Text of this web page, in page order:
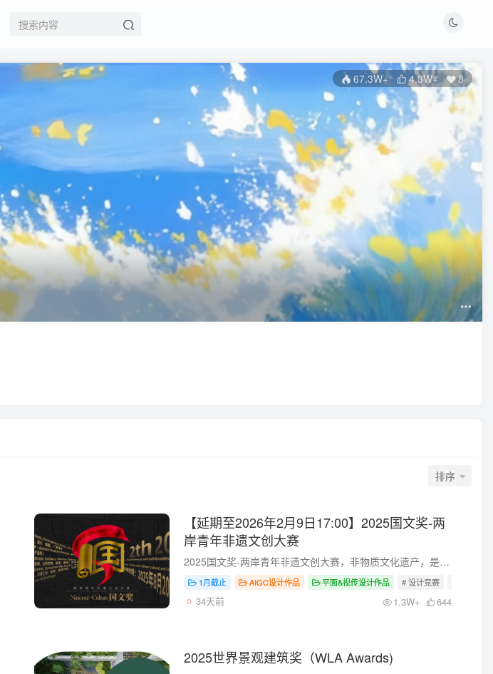
67.3W+ 4.3W+ 8
排序
# 大学生竞赛
【延期至2026年2月9日17:00】2025国文奖-两
岸青年非遗文创大赛
2025国文奖-两岸青年非遗文创大赛，非物质文化遗产，是中华民族几千年历史长河中凝结的智慧结晶，是连接过去与未来的生命之桥，更是两岸人民共同珍视的精神与物质财富。它承载着独特的民族特质...
1月截止 AIGC设计作品 平面&视传设计作品 # 设计竞赛
34天前 1.3W+ 644
2025世界景观建筑奖（WLA Awards)